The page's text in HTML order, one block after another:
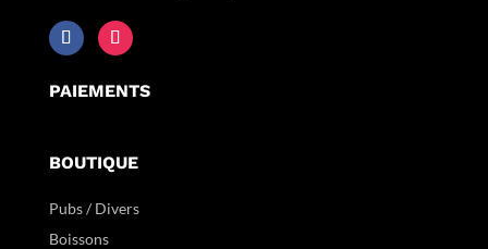
PAIEMENTS
BOUTIQUE
Pubs / Divers
Boissons